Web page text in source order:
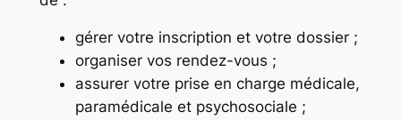
gérer votre inscription et votre dossier ;
organiser vos rendez-vous ;
assurer votre prise en charge médicale,
paramédicale et psychosociale ;